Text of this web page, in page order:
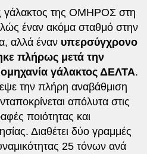
γάλακτος της ΟΜΗΡΟΣ στη
έναν ακόμα σταθμό στην
αλλά έναν υπερσύγχρονο
πλήρως μετά την
γάλακτος ΔΕΛΤΑ.
την πλήρη αναβάθμιση
απόλυτα στις
ποιότητας και
Διαθέτει δύο γραμμές
25 τόνων ανά